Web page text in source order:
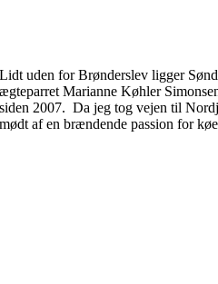
Lidt uden for Brønderslev ligger
ægteparret Marianne Køhler
siden 2007. Da jeg tog vejen til
mødt af en brændende passion for